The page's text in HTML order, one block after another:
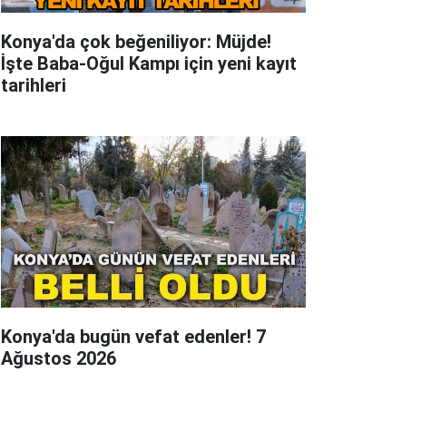
Konya'da çok beğeniliyor: Müjde!
İşte Baba-Oğul Kampı için yeni kayıt
tarihleri
Konya'da bugün vefat edenler! 7
Ağustos 2026